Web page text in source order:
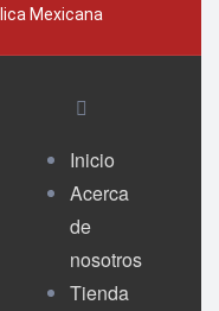
Mexicana
Inicio
Acerca
de
nosotros
Tienda